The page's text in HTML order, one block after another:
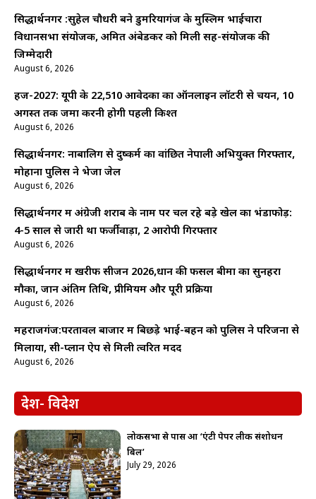
सिद्धार्थनगर :सुहेल चौधरी बने डुमरियागंज के मुस्लिम भाईचारा
विधानसभा संयोजक, अमित अंबेडकर को मिली सह-संयोजक की
जिम्मेदारी
August 6, 2026
हज-2027: यूपी के 22,510 आवेदकों का ऑनलाइन लॉटरी से चयन, 10
अगस्त तक जमा करनी होगी पहली किश्त
August 6, 2026
सिद्धार्थनगर: नाबालिग से दुष्कर्म का वांछित नेपाली अभियुक्त गिरफ्तार,
मोहाना पुलिस ने भेजा जेल
August 6, 2026
सिद्धार्थनगर में अंग्रेजी शराब के नाम पर चल रहे बड़े खेल का भंडाफोड़:
4-5 साल से जारी था फर्जीवाड़ा, 2 आरोपी गिरफ्तार
August 6, 2026
सिद्धार्थनगर में खरीफ सीजन 2026,धान की फसल बीमा का सुनहरा
मौका, जानें अंतिम तिथि, प्रीमियम और पूरी प्रक्रिया
August 6, 2026
महराजगंज:परतावल बाजार में बिछड़े भाई-बहन को पुलिस ने परिजनों से
मिलाया, सी-प्लान ऐप से मिली त्वरित मदद
August 6, 2026
देश- विदेश
लोकसभा से पास हुआ ‘एंटी पेपर लीक संशोधन
बिल’
July 29, 2026